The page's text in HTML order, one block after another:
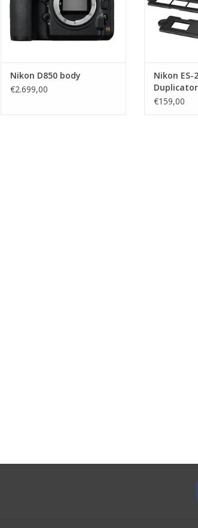
Nikon D850 body
€2.699,00
Nikon ES-
Duplicator
€159,00